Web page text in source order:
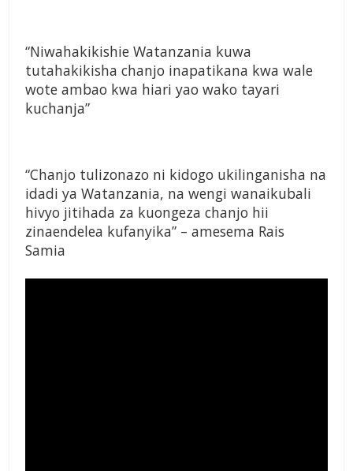
“Niwahakikishie Watanzania kuwa
tutahakikisha chanjo inapatikana kwa wale
wote ambao kwa hiari yao wako tayari
kuchanja”
“Chanjo tulizonazo ni kidogo ukilinganisha na
idadi ya Watanzania, na wengi wanaikubali
hivyo jitihada za kuongeza chanjo hii
zinaendelea kufanyika” – amesema Rais
Samia